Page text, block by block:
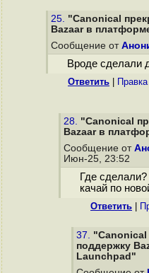
25. "Canonical
Bazaar в
Сообщение от
Вроде сделали
Ответить Правка
28. "Canonical
Bazaar в
Сообщение от
Июн-25, 23:52
Где
качай по
Ответить
37. "Canonical
поддержку
Launchpad"